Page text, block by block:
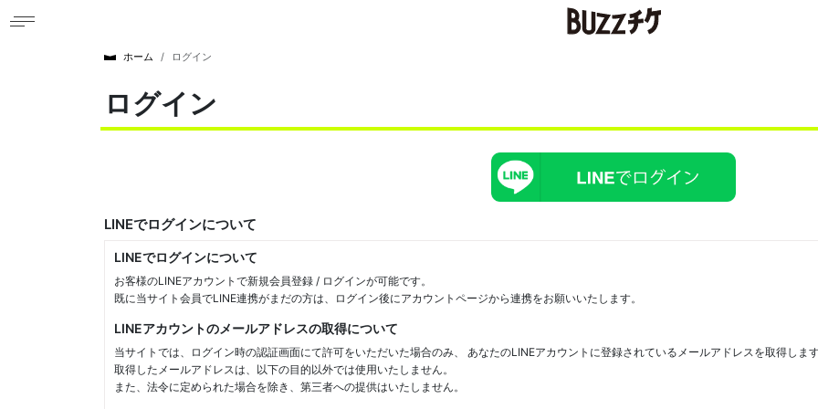
ホーム ログイン
ログイン
LINEでログインについて
LINEでログインについて
お客様のLINEアカウントで新規会員登録 / ログインが可能です。
既に当サイト会員でLINE連携がまだの方は、ログイン後にアカウントページから連携をお願いいたします。
LINEアカウントのメールアドレスの取得について
当サイトでは、ログイン時の認証画面にて許可をいただいた場合のみ、 あなたのLINEアカウントに登録されているメールアドレスを取得しま
取得したメールアドレスは、以下の目的以外では使用いたしません。
また、法令に定められた場合を除き、第三者への提供はいたしません。